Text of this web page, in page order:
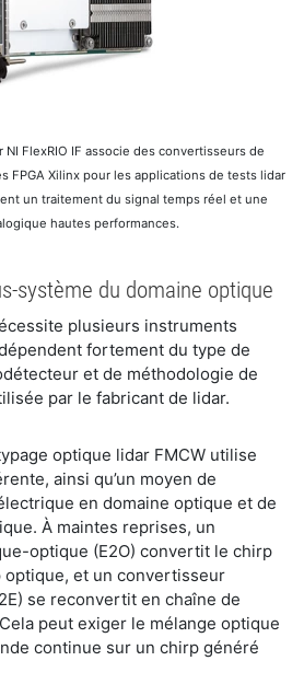
NI FlexRIO IF associe des convertisseurs de
FPGA Xilinx pour les applications de tests lidar
un traitement du signal temps réel et une
hautes performances.
système du domaine optique
plusieurs instruments
fortement du type de
et de méthodologie de
par le fabricant de lidar.
optique lidar FMCW utilise
ainsi qu’un moyen de
en domaine optique et de
À maintes reprises, un
optique (E2O) convertit le chirp
et un convertisseur
se reconvertit en chaîne de
peut exiger le mélange optique
continue sur un chirp généré